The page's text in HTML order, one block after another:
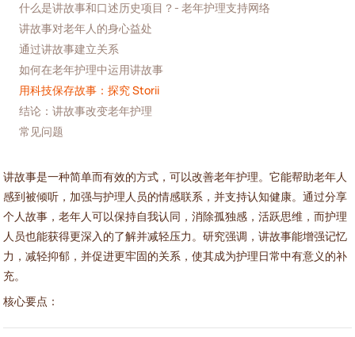
什么是讲故事和口述历史项目？- 老年护理支持网络
讲故事对老年人的身心益处
通过讲故事建立关系
如何在老年护理中运用讲故事
用科技保存故事：探究 Storii
结论：讲故事改变老年护理
常见问题
讲故事是一种简单而有效的方式，可以改善老年护理。它能帮助老年人
感到被倾听，加强与护理人员的情感联系，并支持认知健康。通过分享
个人故事，老年人可以保持自我认同，消除孤独感，活跃思维，而护理
人员也能获得更深入的了解并减轻压力。研究强调，讲故事能增强记忆
力，减轻抑郁，并促进更牢固的关系，使其成为护理日常中有意义的补
充。
核心要点：